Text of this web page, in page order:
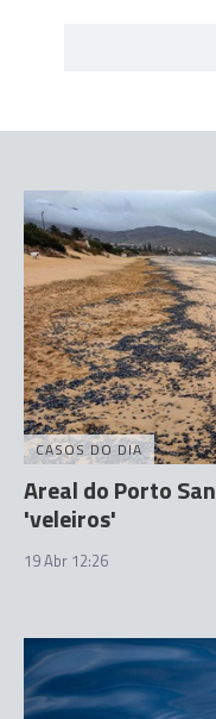
CASOS DO DIA
Areal do Porto
'veleiros'
19 Abr 12:26